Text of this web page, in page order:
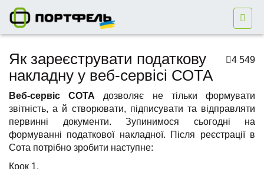
Як зареєструвати податкову
накладну у веб-сервісі СОТА
4 549
Веб-сервіс СОТА дозволяє не тільки формувати
звітність, а й створювати, підписувати та відправляти
первинні документи. Зупинимося сьогодні на
формуванні податкової накладної. Після реєстрації в
Сота потрібно зробити наступне:
Крок 1.